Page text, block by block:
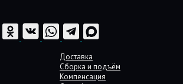
Доставка
Сборка и подъём
Компенсация